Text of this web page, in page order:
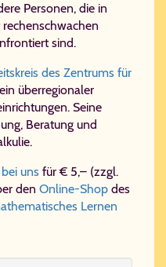
Personen, die in
sind.
des Zentrums für
überregionaler
Seine
Beratung und
bei uns für € 5,– (zzgl.
den Online-Shop des
Lernen